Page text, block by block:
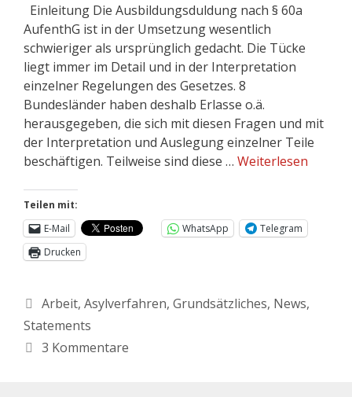
Einleitung Die Ausbildungsduldung nach § 60a
AufenthG ist in der Umsetzung wesentlich
schwieriger als ursprünglich gedacht. Die Tücke
liegt immer im Detail und in der Interpretation
einzelner Regelungen des Gesetzes. 8
Bundesländer haben deshalb Erlasse o.ä.
herausgegeben, die sich mit diesen Fragen und mit
der Interpretation und Auslegung einzelner Teile
beschäftigen. Teilweise sind diese … Weiterlesen
Teilen mit:
E-Mail
WhatsApp
Telegram
Drucken
Arbeit, Asylverfahren, Grundsätzliches, News,
Statements
3 Kommentare